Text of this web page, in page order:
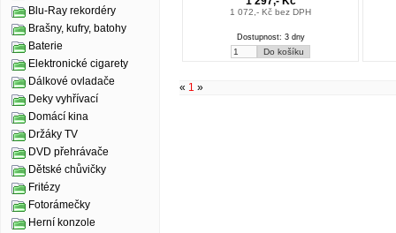
Blu-Ray rekordéry
Brašny, kufry, batohy
Baterie
Elektronické cigarety
Dálkové ovladače
Deky vyhřívací
Domácí kina
Držáky TV
DVD přehrávače
Dětské chůvičky
Fritézy
Fotorámečky
Herní konzole
1 072,- Kč bez DPH
Dostupnost: 3 dny
« 1 »